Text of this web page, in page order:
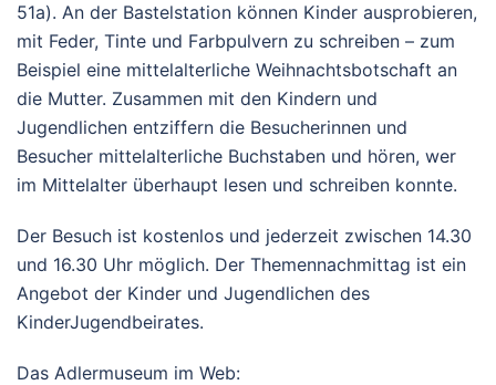
51a). An der Bastelstation können Kinder ausprobieren,
mit Feder, Tinte und Farbpulvern zu schreiben – zum
Beispiel eine mittelalterliche Weihnachtsbotschaft an
die Mutter. Zusammen mit den Kindern und
Jugendlichen entziffern die Besucherinnen und
Besucher mittelalterliche Buchstaben und hören, wer
im Mittelalter überhaupt lesen und schreiben konnte.
Der Besuch ist kostenlos und jederzeit zwischen 14.30
und 16.30 Uhr möglich. Der Themennachmittag ist ein
Angebot der Kinder und Jugendlichen des
KinderJugendbeirates.
Das Adlermuseum im Web: